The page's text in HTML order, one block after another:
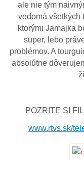
ale nie tým
vedomá všetkých
ktorými Jamajka
super, lebo
problémov. A
absolútne
POZRITE SI
www.rtvs.sk/